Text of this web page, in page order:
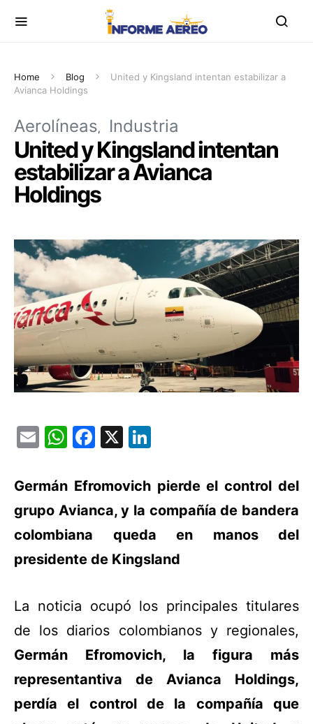
Home Blog
United y Kingsland intentan estabilizar a
Avianca Holdings
Aerolíneas Industria
United y Kingsland intentan
estabilizar a Avianca
Holdings
EmailWhatsApp
Facebook
X
Germán Efromovich pierde el control del
grupo Avianca, y la compañía de bandera
colombiana queda en manos del
presidente de Kingsland
La noticia ocupó los principales titulares
de los diarios colombianos y regionales,
Germán Efromovich, la figura más
representantiva de Avianca Holdings,
perdía el control de la compañía que